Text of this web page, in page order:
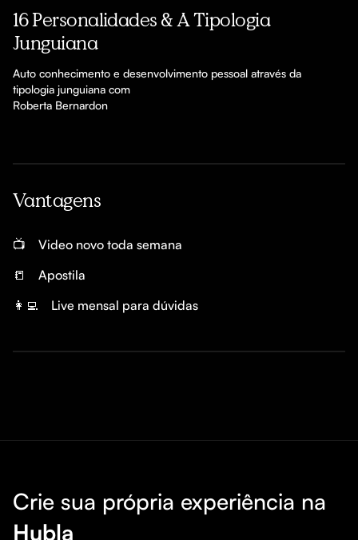
16 Personalidades & A Tipologia
Junguiana
Auto conhecimento e desenvolvimento pessoal através da
tipologia junguiana com
Roberta Bernardon
Vantagens
📺
Video novo toda semana
📒
Apostila
👩‍💻
Live mensal para dúvidas
Crie sua própria experiência na
Hubla